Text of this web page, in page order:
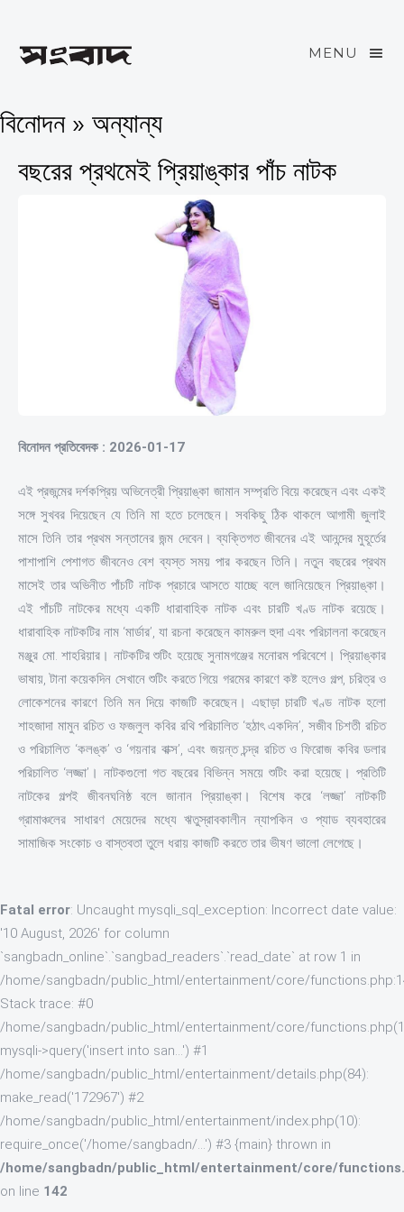
MENU
বিনোদন » অন্যান্য
বছরের প্রথমেই প্রিয়াঙ্কার পাঁচ নাটক
বিনোদন প্রতিবেদক : 2026-01-17
এই প্রজন্মের দর্শকপ্রিয় অভিনেত্রী প্রিয়াঙ্কা জামান সম্প্রতি বিয়ে করেছেন এবং একই
সঙ্গে সুখবর দিয়েছেন যে তিনি মা হতে চলেছেন। সবকিছু ঠিক থাকলে আগামী জুলাই
মাসে তিনি তার প্রথম সন্তানের জন্ম দেবেন। ব্যক্তিগত জীবনের এই আনন্দের মুহূর্তের
পাশাপাশি পেশাগত জীবনেও বেশ ব্যস্ত সময় পার করছেন তিনি। নতুন বছরের প্রথম
মাসেই তার অভিনীত পাঁচটি নাটক প্রচারে আসতে যাচ্ছে বলে জানিয়েছেন প্রিয়াঙ্কা।
এই পাঁচটি নাটকের মধ্যে একটি ধারাবাহিক নাটক এবং চারটি খণ্ড নাটক রয়েছে।
ধারাবাহিক নাটকটির নাম ‘মার্ডার’, যা রচনা করেছেন কামরুল হুদা এবং পরিচালনা করেছেন
মঞ্জুর মো. শাহরিয়ার। নাটকটির শুটিং হয়েছে সুনামগঞ্জের মনোরম পরিবেশে। প্রিয়াঙ্কার
ভাষায়, টানা কয়েকদিন সেখানে শুটিং করতে গিয়ে গরমের কারণে কষ্ট হলেও গল্প, চরিত্র ও
লোকেশনের কারণে তিনি মন দিয়ে কাজটি করেছেন। এছাড়া চারটি খণ্ড নাটক হলো
শাহজাদা মামুন রচিত ও ফজলুল কবির রথি পরিচালিত ‘হঠাৎ একদিন’, সজীব চিশতী রচিত
ও পরিচালিত ‘কলঙ্ক’ ও ‘গয়নার বাক্স’, এবং জয়ন্ত চন্দ্র রচিত ও ফিরোজ কবির ডলার
পরিচালিত ‘লজ্জা’। নাটকগুলো গত বছরের বিভিন্ন সময়ে শুটিং করা হয়েছে। প্রতিটি
নাটকের গল্পই জীবনঘনিষ্ঠ বলে জানান প্রিয়াঙ্কা। বিশেষ করে ‘লজ্জা’ নাটকটি
গ্রামাঞ্চলের সাধারণ মেয়েদের মধ্যে ঋতুস্রাবকালীন ন্যাপকিন ও প্যাড ব্যবহারের
সামাজিক সংকোচ ও বাস্তবতা তুলে ধরায় কাজটি করতে তার ভীষণ ভালো লেগেছে।
Fatal error: Uncaught mysqli_sql_exception: Incorrect date value:
'10 August, 2026' for column
`sangbadn_online`.`sangbad_readers`.`read_date` at row 1 in
/home/sangbadn/public_html/entertainment/core/
Stack trace: #0
/home/sangbadn/public_html/entertainment/core/
mysqli->query('insert into san...') #1
/home/sangbadn/public_html/entertainment/details.php(84):
make_read('172967') #2
/home/sangbadn/public_html/entertainment/index.php(10):
require_once('/home/sangbadn/...') #3 {main} thrown in
/home/sangbadn/public_html/entertainment/core/
on line 142